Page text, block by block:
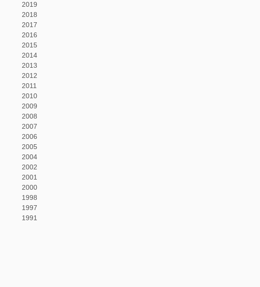
2019
2018
2017
2016
2015
2014
2013
2012
2011
2010
2009
2008
2007
2006
2005
2004
2002
2001
2000
1998
1997
1991